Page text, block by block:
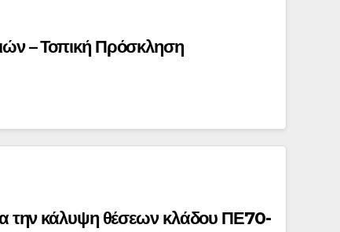
– Τοπική Πρόσκληση
την κάλυψη θέσεων κλάδου ΠΕ70-